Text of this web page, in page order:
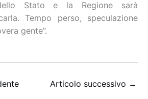
dello Stato e la Regione sarà
Tempo perso, speculazione
gente”.
Articolo successivo →